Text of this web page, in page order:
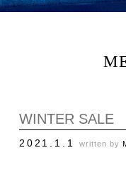
WINTER SALE
2021.1.1written by